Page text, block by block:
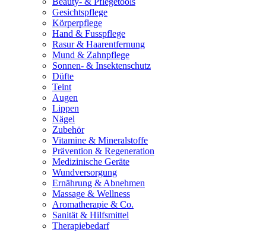
Gesichtspflege
Körperpflege
Hand & Fusspflege
Rasur & Haarentfernung
Mund & Zahnpflege
Sonnen- & Insektenschutz
Düfte
Teint
Augen
Lippen
Nägel
Zubehör
Vitamine & Mineralstoffe
Prävention & Regeneration
Medizinische Geräte
Wundversorgung
Ernährung & Abnehmen
Massage & Wellness
Aromatherapie & Co.
Sanität & Hilfsmittel
Therapiebedarf